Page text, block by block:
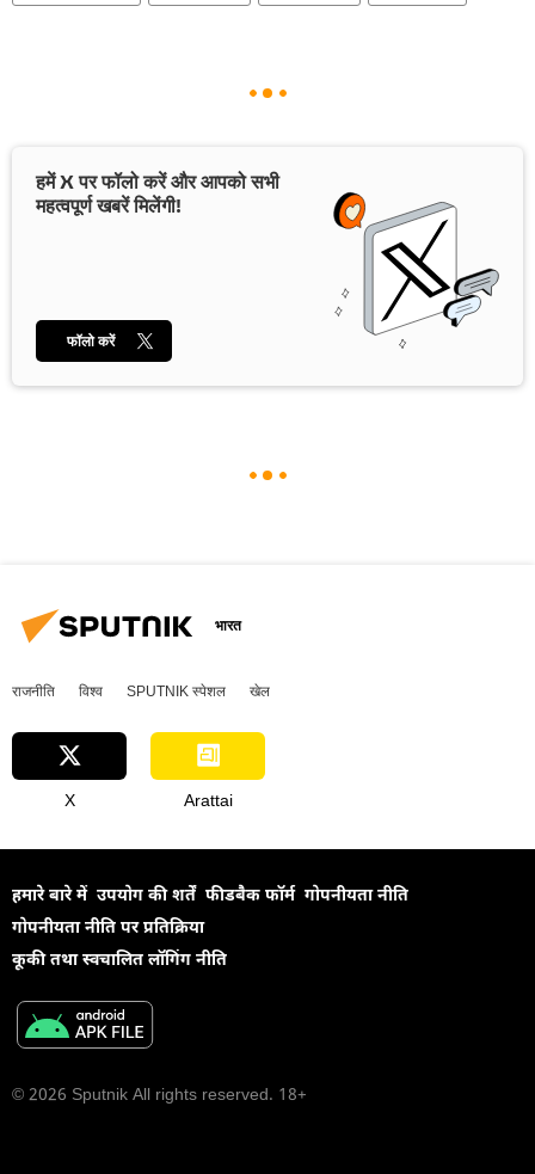
हमें X पर फॉलो करें और आपको सभी
महत्वपूर्ण खबरें मिलेंगी!
फॉलो करें
भारत
राजनीति विश्व SPUTNIK स्पेशल खेल
X Arattai
हमारे बारे में उपयोग की शर्तें फीडबैक फॉर्म गोपनीयता नीति
गोपनीयता नीति पर प्रतिक्रिया
कूकी तथा स्वचालित लॉगिंग नीति
© 2026 Sputnik All rights reserved. 18+